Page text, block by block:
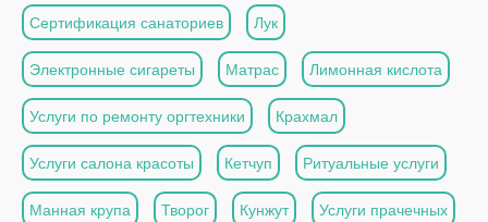
Сертификация санаториев Лук
Электронные сигареты Матрас Лимонная кислота
Услуги по ремонту оргтехники Крахмал
Услуги салона красоты Кетчуп Ритуальные услуги
Манная крупа Творог Кунжут Услуги прачечных